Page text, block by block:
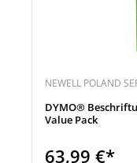
NEWELL POLAND
DYMO®
Value Pack
63,99 €*